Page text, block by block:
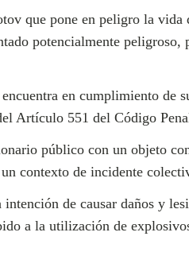
que pone en peligro la vida
potencialmente
en cumplimiento
Artículo 551 del Código
público con un objeto
contexto de incidente
de causar daños y
a la utilización de